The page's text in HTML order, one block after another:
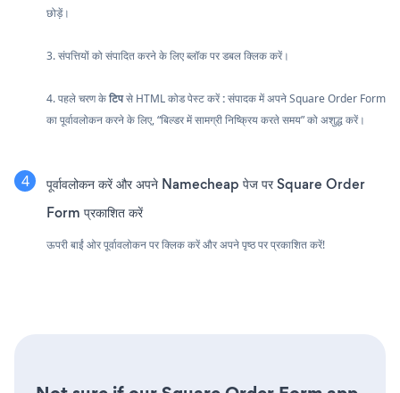
छोड़ें।
3. संपत्तियों को संपादित करने के लिए ब्लॉक पर डबल क्लिक करें।
4. पहले चरण केटिपसे HTML कोड पेस्ट करें:संपादक में अपने Square Order Form
का पूर्वावलोकन करने के लिए, “बिल्डर में सामग्री निष्क्रिय करते समय” को अशुद्ध करें।
पूर्वावलोकन करें और अपने Namecheap पेज पर Square Order
Form प्रकाशित करें
ऊपरी बाईं ओर पूर्वावलोकन पर क्लिक करें और अपने पृष्ठ पर प्रकाशित करें!